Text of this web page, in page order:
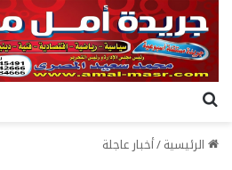
الرئيسية/أخبار عاجلة